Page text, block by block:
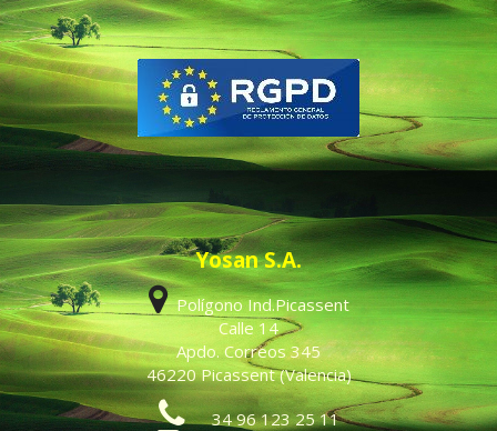
Yosan S.A.
Polígono Ind.Picassent
Calle 14
Apdo. Correos 345
46220 Picassent (Valencia)
34 96 123 25 11